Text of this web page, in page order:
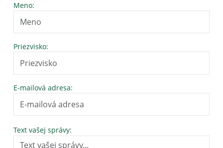
Meno:
Priezvisko:
E-mailová adresa:
Text vašej správy: